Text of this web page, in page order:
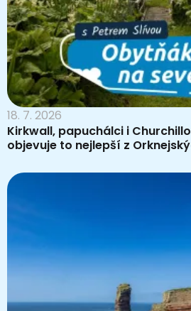
18. 7. 2026
Kirkwall, papuchálci i
objevuje to nejlepší z